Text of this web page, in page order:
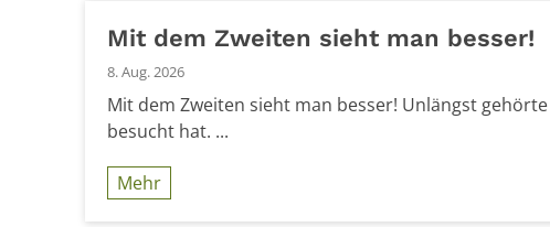
Mit dem Zweiten sieht man besser!
8. Aug. 2026
Mit dem Zweiten sieht man besser! Unlängst
besucht hat. ...
Mehr